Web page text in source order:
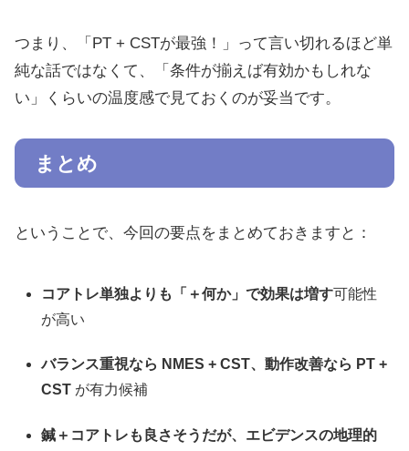
つまり、「PT + CSTが最強！」って言い切れるほど単
純な話ではなくて、「条件が揃えば有効かもしれな
い」くらいの温度感で見ておくのが妥当です。
まとめ
ということで、今回の要点をまとめておきますと：
コアトレ単独よりも「＋何か」で効果は増す可能性
が高い
バランス重視なら NMES + CST、動作改善なら PT +
CST が有力候補
鍼＋コアトレも良さそうだが、エビデンスの地理的